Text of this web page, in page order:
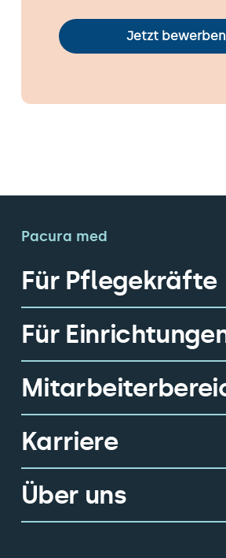
Jetzt bewerben
Pacura med
Für Pflegekräfte
Für
Karriere
Über uns